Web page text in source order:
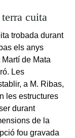
cuita
trobada durant
els anys
Martí de Mata
Les
a M. Ribas,
les estructures
durant
de la
fou gravada